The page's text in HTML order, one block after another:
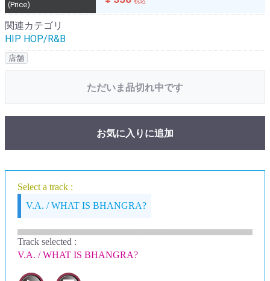
(Price)
関連カテゴリ
HIP HOP/R&B
店舗
ただいま品切れ中です
お気に入りに追加
Select a track :
V.A. / WHAT IS BHANGRA?
Track selected :
V.A. / WHAT IS BHANGRA?